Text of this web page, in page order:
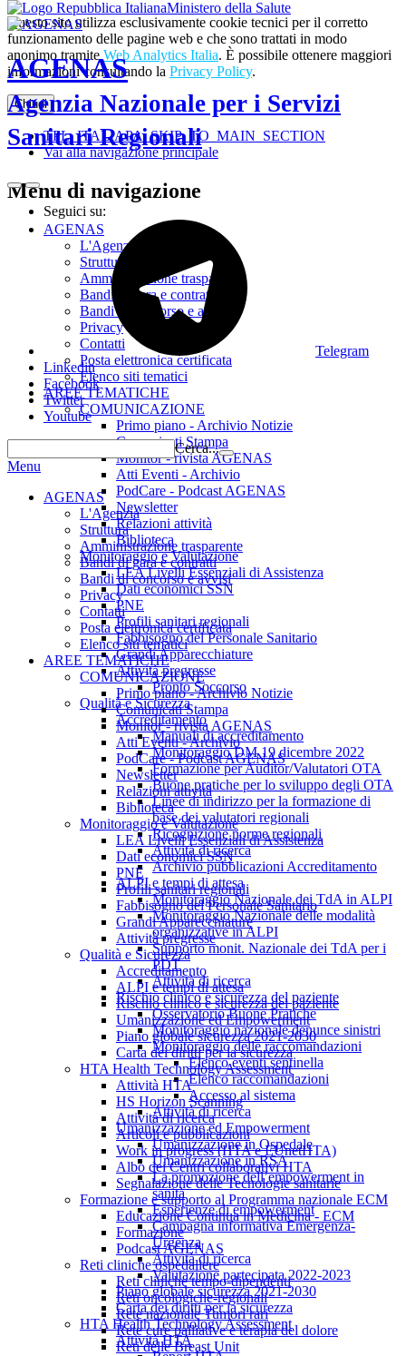
Questo sito utilizza esclusivamente cookie tecnici per il corretto
funzionamento delle pagine web e che sono trattati in modo
anonimo tramite Web Analytics Italia. È possibile ottenere maggiori
informazioni consultando la Privacy Policy.
Chiudi
TPL_ITALIAPA_SKIP_TO_MAIN_SECTION
Vai alla navigazione principale
Ministero della Salute
AGENAS
Agenzia Nazionale per i Servizi
Sanitari Regionali
Seguici su:
Telegram
Linkedin
Facebook
Twitter
Youtube
Cerca...
Menu
AGENAS
L'Agenzia
Struttura
Amministrazione trasparente
Bandi di gara e contratti
Bandi di concorso e avvisi
Privacy
Contatti
Posta elettronica certificata
Elenco siti tematici
AREE TEMATICHE
COMUNICAZIONE
Primo piano - Archivio Notizie
Comunicati Stampa
Monitor - rivista AGENAS
Atti Eventi - Archivio
PodCare - Podcast AGENAS
Newsletter
Relazioni attività
Biblioteca
Monitoraggio e Valutazione
LEA Livelli Essenziali di Assistenza
Dati economici SSN
PNE
Profili sanitari regionali
Fabbisogno del Personale Sanitario
Grandi Apparecchiature
Attività pregresse
Qualità e Sicurezza
Accreditamento
ALPI e tempi di attesa
Rischio clinico e sicurezza del paziente
Umanizzazione ed Empowerment
Piano globale sicurezza 2021-2030
Carta dei diritti per la sicurezza
HTA Health Technology Assessment
Attività HTA
HS Horizon Scanning
Attività di ricerca
Articoli e pubblicazioni
Work in progress (HTA e EUnetHTA)
Albo dei Centri collaborativi HTA
Segnalazione delle Tecnologie sanitarie
Formazione e supporto al Programma nazionale ECM
Educazione Continua in Medicina - ECM
Formazione
Podcast AGENAS
Reti cliniche ospedaliere
Reti cliniche tempo-dipendenti
Reti oncologiche-regionali
Rete nazionale Tumori rari
Rete cure palliative e terapia del dolore
Reti delle Breast Unit
Menu di navigazione
AGENAS
L'Agenzia
Struttura
Amministrazione trasparente
Bandi di gara e contratti
Bandi di concorso e avvisi
Privacy
Contatti
Posta elettronica certificata
Elenco siti tematici
AREE TEMATICHE
COMUNICAZIONE
Primo piano - Archivio Notizie
Comunicati Stampa
Monitor - rivista AGENAS
Atti Eventi - Archivio
PodCare - Podcast AGENAS
Newsletter
Relazioni attività
Biblioteca
Monitoraggio e Valutazione
LEA Livelli Essenziali di Assistenza
Dati economici SSN
PNE
Profili sanitari regionali
Fabbisogno del Personale Sanitario
Grandi Apparecchiature
Attività pregresse
Pronto Soccorso
Qualità e Sicurezza
Accreditamento
Manuali di accreditamento
Monitoraggio DM 19 dicembre 2022
Formazione per Auditor/Valutatori OTA
Buone pratiche per lo sviluppo degli OTA
Linee di indirizzo per la formazione di
base dei valutatori regionali
Ricognizione norme regionali
Attività di ricerca
Archivio pubblicazioni Accreditamento
ALPI e tempi di attesa
Monitoraggio Nazionale dei TdA in ALPI
Monitoraggio Nazionale delle modalità
organizzative in ALPI
Supporto monit. Nazionale dei TdA per i
PDT
Attività di ricerca
Rischio clinico e sicurezza del paziente
Osservatorio Buone Pratiche
Monitoraggio nazionale denunce sinistri
Monitoraggio delle raccomandazioni
Elenco eventi sentinella
Elenco raccomandazioni
Accesso al sistema
Attività di ricerca
Umanizzazione ed Empowerment
Umanizzazione in Ospedale
Umanizzazione in RSA
La promozione dell’empowerment in
sanità
Esperienze di empowerment
Campagna informativa Emergenza-
Urgenza
Attività di ricerca
Valutazione partecipata 2022-2023
Piano globale sicurezza 2021-2030
Carta dei diritti per la sicurezza
HTA Health Technology Assessment
Attività HTA